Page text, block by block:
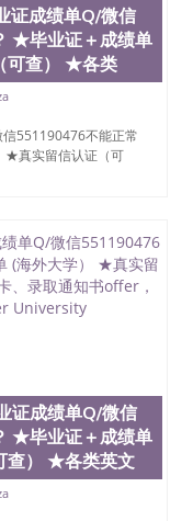
信吗QQ微信
微信551190476
如何办理学历认
理QQ微信
State
成立于1857
学之一，也是美
市San Jose中
福尼亚州的著
全美50强公立综
百上千的海外学
上享有学术地
教育机构，并获
其计算机系与会
加州大学系统
圣何塞州立大学
。 圣何塞州立大
的旧金山-圣何塞
生三万人，超过
来自世界60余
证成绩单Q/微信
★毕业证＋成绩单
可查） ★各类
551190476不能正常
★真实留信认证（可
证成绩单Q/微信
★毕业证＋成绩单
查） ★各类英文